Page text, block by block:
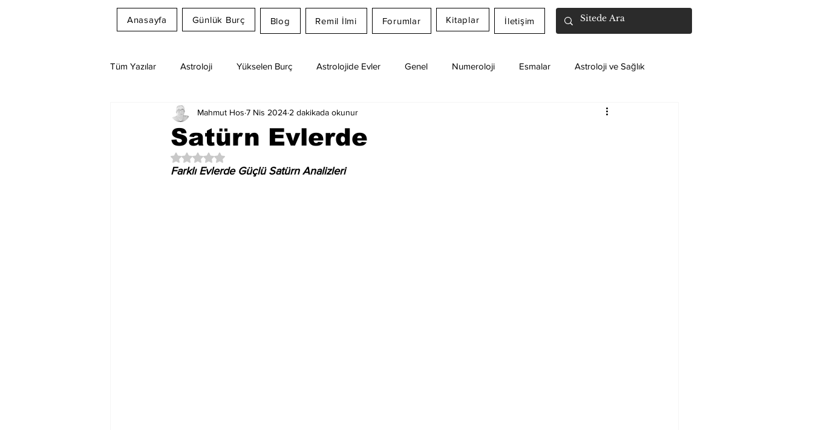
Anasayfa Günlük Burç Blog Remil İlmi Forumlar Kitaplar İletişim
Tüm Yazılar Astroloji Yükselen Burç Astrolojide Evler Genel Numeroloji Esmalar Astroloji ve Sağlık
Rüya Tabirleri Ay Burcu Günlük Burç Yorumları
Satürn Evlerde
Mahmut Hos 7 Nis 2024 2 dakikada okunur
5 üzerinden NaN yıldız
Farklı Evlerde Güçlü Satürn Analizleri